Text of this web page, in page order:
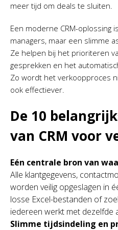
meer tijd om deals te sluiten.
Een moderne CRM-oplossing
managers, maar een slimme
Ze helpen bij het prioriteren
gesprekken en het
Zo wordt het verkoopproces
ook effectiever.
De 10
van CRM voor
Eén centrale bron van
Alle klantgegevens,
worden veilig opgeslagen in
losse Excel-bestanden of
iedereen werkt met dezelfde
Slimme tijdsindeling en